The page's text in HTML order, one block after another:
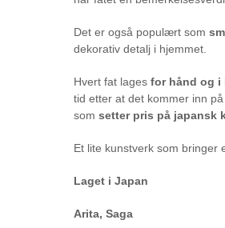
Det er også populært som
dekorativ detalj i hjemmet.
Hvert fat lages for hånd og i
tid etter at det kommer inn
som setter pris på japansk
Et lite kunstverk som bringer
Laget i Japan
Arita, Saga